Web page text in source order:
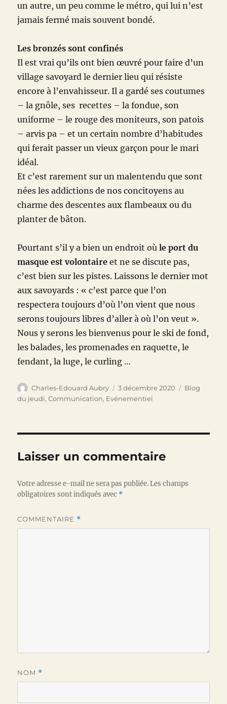
un autre, un peu comme le métro, qui lui n’est
jamais fermé mais souvent bondé.
Les bronzés sont confinés
Il est vrai qu’ils ont bien œuvré pour faire d’un
village savoyard le dernier lieu qui résiste
encore à l’envahisseur. Il a gardé ses coutumes
– la gnôle, ses recettes – la fondue, son
uniforme – le rouge des moniteurs, son patois
– arvis pa – et un certain nombre d’habitudes
qui ferait passer un vieux garçon pour le mari
idéal.
Et c’est rarement sur un malentendu que sont
nées les addictions de nos concitoyens au
charme des descentes aux flambeaux ou du
planter de bâton.
Pourtant s’il y a bien un endroit oùle port du
masque est volontaire et ne se discute pas,
c’est bien sur les pistes. Laissons le dernier mot
aux savoyards : « c’est parce que l’on
respectera toujours d’où l’on vient que nous
serons toujours libres d’aller à où l’on veut ».
Nous y serons les bienvenus pour le ski de fond,
les balades, les promenades en raquette, le
fendant, la luge, le curling …
Auteur
Charles-Edouard Aubry
Publié
le
3 décembre 2020 Catégories
Blog
du jeudi,Communication, Evénementiel
Laisser un commentaire
Votre adresse e-mail ne sera pas publiée. Les champs
obligatoires sont indiqués avec *
COMMENTAIRE *
NOM *